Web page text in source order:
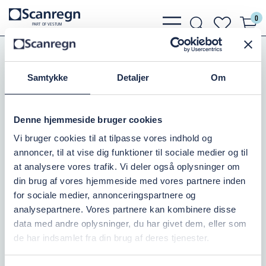
Samtykke Detaljer Om
Denne hjemmeside bruger cookies
Vi bruger cookies til at tilpasse vores indhold og
annoncer, til at vise dig funktioner til sociale medier og til
at analysere vores trafik. Vi deler også oplysninger om
din brug af vores hjemmeside med vores partnere inden
for sociale medier, annonceringspartnere og
analysepartnere. Vores partnere kan kombinere disse
data med andre oplysninger, du har givet dem, eller som
de har indsamlet fra din brug af deres tjenester.
PARTOF VESTUM
bars
light
search
light
heart 0
Pumper
Grundfos SP
GRUNDFOS SP77-4, 15KW
Varenr.:
Ikke på lager
77.437,50 DKKinkl. moms
Læg i kurv